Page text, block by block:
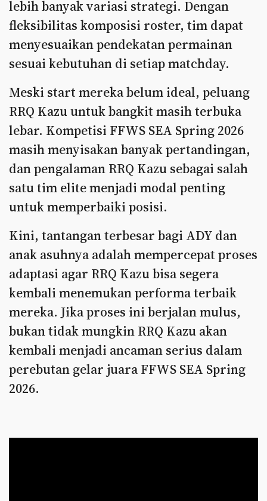
lebih banyak variasi strategi. Dengan
fleksibilitas komposisi roster, tim dapat
menyesuaikan pendekatan permainan
sesuai kebutuhan di setiap matchday.
Meski start mereka belum ideal, peluang
RRQ Kazu untuk bangkit masih terbuka
lebar. Kompetisi FFWS SEA Spring 2026
masih menyisakan banyak pertandingan,
dan pengalaman RRQ Kazu sebagai salah
satu tim elite menjadi modal penting
untuk memperbaiki posisi.
Kini, tantangan terbesar bagi ADY dan
anak asuhnya adalah mempercepat proses
adaptasi agar RRQ Kazu bisa segera
kembali menemukan performa terbaik
mereka. Jika proses ini berjalan mulus,
bukan tidak mungkin RRQ Kazu akan
kembali menjadi ancaman serius dalam
perebutan gelar juara FFWS SEA Spring
2026.